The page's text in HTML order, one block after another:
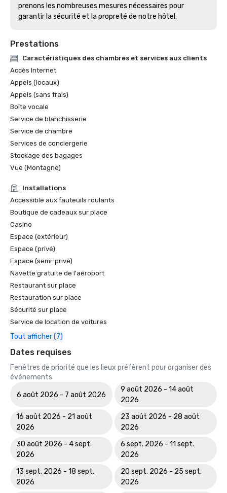
prenons les nombreuses mesures nécessaires pour
Prestations
Caractéristiques des chambres et services aux clients
Accès Internet
Appels (locaux)
Appels (sans frais)
Boîte vocale
Service de blanchisserie
Service de chambre
Services de conciergerie
Stockage des bagages
Vue (Montagne)
Installations
Accessible aux fauteuils roulants
Boutique de cadeaux sur place
Casino
Espace (extérieur)
Espace (privé)
Espace (semi-privé)
Navette gratuite de l'aéroport
Restaurant sur place
Restauration sur place
Sécurité sur place
Service de location de voitures
Tout afficher (7)
Dates requises
Fenêtres de priorité que les lieux préfèrent pour organiser des
événements
6 août 2026 - 7 août 2026
9 août 2026 - 14 août
2026
16 août 2026 - 21 août
2026
23 août 2026 - 28 août
2026
30 août 2026 - 4 sept.
2026
6 sept. 2026 - 11 sept.
2026
13 sept. 2026 - 18 sept.
2026
20 sept. 2026 - 25 sept.
2026